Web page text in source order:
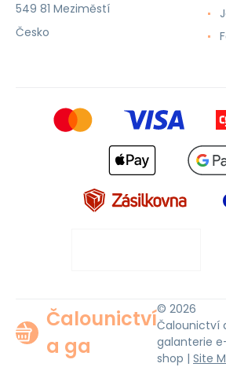
549 81 Meziměstí
Česko
Čalounictví
a ga
© 2026
Čalounictví
galanterie
shop | Site